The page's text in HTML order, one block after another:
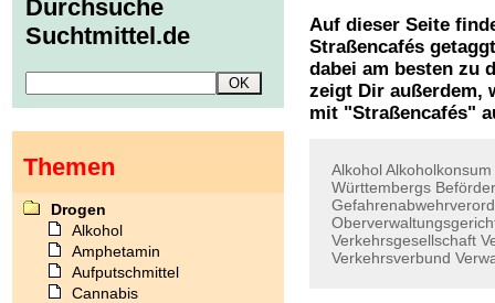
Auf dieser Seite
Straßencafés
dabei am besten zu
zeigt Dir außerdem,
mit "Straßencafés"
AlkoholAlkoholkonsum
Württembergs
Verkehrsgesellschaft
Verkehrsverbund
Durchsuche
Suchtmittel.de
Themen
Drogen
Alkohol
Amphetamin
Aufputschmittel
Cannabis